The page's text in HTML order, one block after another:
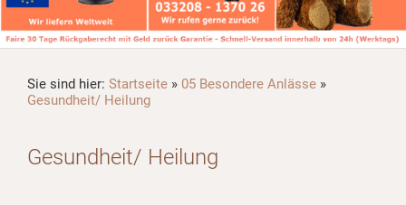
Sie sind hier: Startseite » 05 Besondere Anlässe »
Gesundheit/ Heilung
Gesundheit/ Heilung